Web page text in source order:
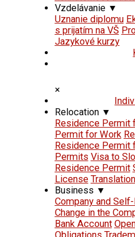
Vzdelávanie ▼
Uznanie diplomu
s prijatím na VŠ
Jazykové kurzy
×
Relocation ▼
Residence Permit
Permit for Work
Residence Permit
Permits Visa to
Residence Permit
License
Business ▼
Company and
Change in the
Bank Account